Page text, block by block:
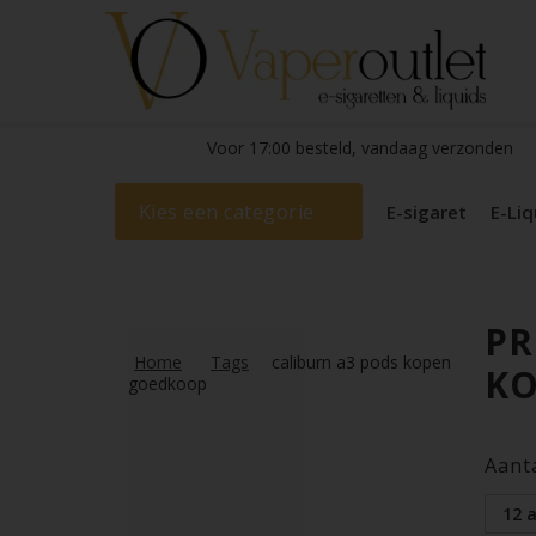
Voor 17:00 besteld, vandaag verzonden
Kies een categorie E-sigaret E-
Home Tags
caliburn a3 pods kopen
goedkoop